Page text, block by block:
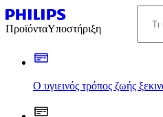
ΠροϊόνταΥποστήριξη
Ο υγιεινός τρόπος ζωής